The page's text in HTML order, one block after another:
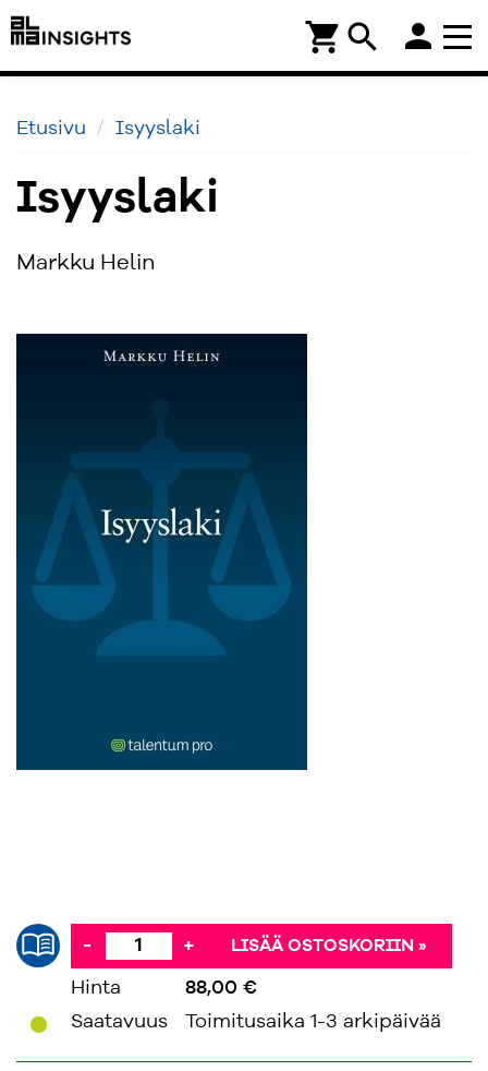
search
shopping_cart person
Etusivu Isyyslaki
Isyyslaki
Markku Helin
- + LISÄÄ OSTOSKORIIN »
Hinta
88,00 €
Saatavuus
Toimitusaika 1-3 arkipäivää